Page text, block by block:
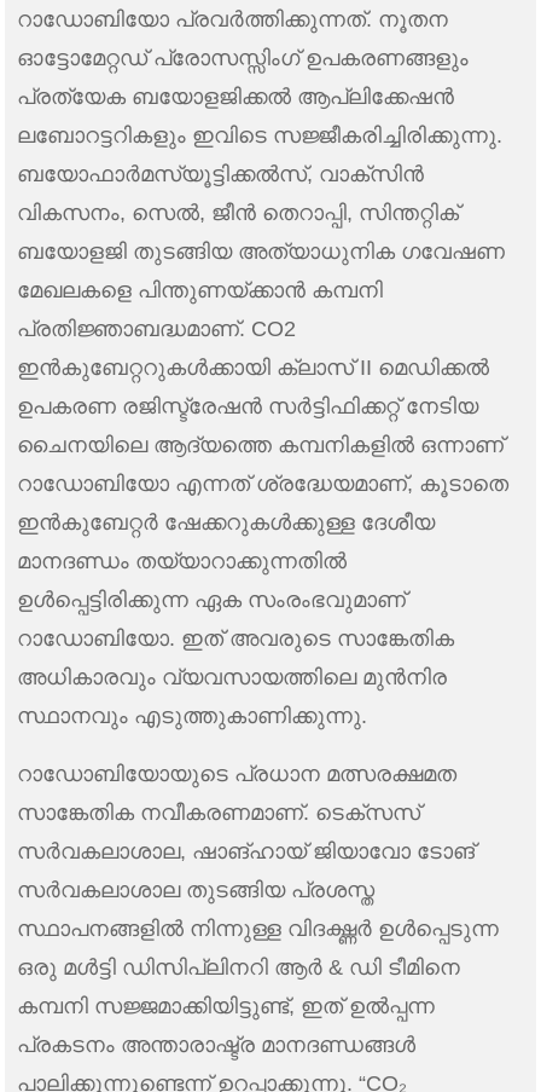
റാഡോബിയോ പ്രവർത്തിക്കുന്നത്. നൂതന
ഓട്ടോമേറ്റഡ് പ്രോസസ്സിംഗ് ഉപകരണങ്ങളും
പ്രത്യേക ബയോളജിക്കൽ ആപ്ലിക്കേഷൻ
ലബോറട്ടറികളും ഇവിടെ സജ്ജീകരിച്ചിരിക്കുന്നു.
ബയോഫാർമസ്യൂട്ടിക്കൽസ്, വാക്സിൻ
വികസനം, സെൽ, ജീൻ തെറാപ്പി, സിന്തറ്റിക്
ബയോളജി തുടങ്ങിയ അത്യാധുനിക ഗവേഷണ
മേഖലകളെ പിന്തുണയ്ക്കാൻ കമ്പനി
പ്രതിജ്ഞാബദ്ധമാണ്. CO2
ഇൻകുബേറ്ററുകൾക്കായി ക്ലാസ് II മെഡിക്കൽ
ഉപകരണ രജിസ്ട്രേഷൻ സർട്ടിഫിക്കറ്റ് നേടിയ
ചൈനയിലെ ആദ്യത്തെ കമ്പനികളിൽ ഒന്നാണ്
റാഡോബിയോ എന്നത് ശ്രദ്ധേയമാണ്, കൂടാതെ
ഇൻകുബേറ്റർ ഷേക്കറുകൾക്കുള്ള ദേശീയ
മാനദണ്ഡം തയ്യാറാക്കുന്നതിൽ
ഉൾപ്പെട്ടിരിക്കുന്ന ഏക സംരംഭവുമാണ്
റാഡോബിയോ. ഇത് അവരുടെ സാങ്കേതിക
അധികാരവും വ്യവസായത്തിലെ മുൻനിര
സ്ഥാനവും എടുത്തുകാണിക്കുന്നു.
റാഡോബിയോയുടെ പ്രധാന മത്സരക്ഷമത
സാങ്കേതിക നവീകരണമാണ്. ടെക്സസ്
സർവകലാശാല, ഷാങ്ഹായ് ജിയാവോ ടോങ്
സർവകലാശാല തുടങ്ങിയ പ്രശസ്ത
സ്ഥാപനങ്ങളിൽ നിന്നുള്ള വിദഗ്ദ്ധർ ഉൾപ്പെടുന്ന
ഒരു മൾട്ടി ഡിസിപ്ലിനറി ആർ & ഡി ടീമിനെ
കമ്പനി സജ്ജമാക്കിയിട്ടുണ്ട്, ഇത് ഉൽപ്പന്ന
പ്രകടനം അന്താരാഷ്ട്ര മാനദണ്ഡങ്ങൾ
പാലിക്കുന്നുണ്ടെന്ന് ഉറപ്പാക്കുന്നു. “CO₂